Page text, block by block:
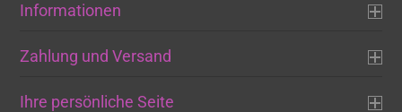
Informationen
Zahlung und Versand
Ihre persönliche Seite